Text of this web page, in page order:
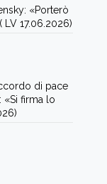
«Porterò
LV 17.06.2026)
di pace
«Si firma lo